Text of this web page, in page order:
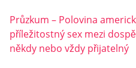
Průzkum – Polovina
příležitostný sex mezi
někdy nebo vždy přijatelný